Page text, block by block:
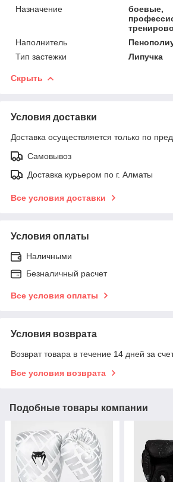
Назначение
боевые,
Наполнитель
Тип застежки
Липучка
Скрыть
Условия доставки
Доставка осуществляется только по
Самовывоз
Доставка курьером по г. Алматы
Все условия доставки
Условия оплаты
Наличными
Безналичный расчет
Все условия оплаты
Условия возврата
Возврат товара в течение 14 дней за
Все условия возврата
Подобные товары компании